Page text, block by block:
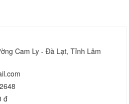
Cam Ly - Đà Lạt, Tỉnh Lâm
đ